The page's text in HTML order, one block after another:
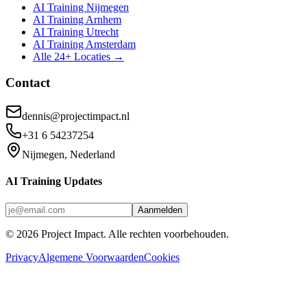
AI Training Nijmegen
AI Training Arnhem
AI Training Utrecht
AI Training Amsterdam
Alle 24+ Locaties →
Contact
dennis@projectimpact.nl
+31 6 54237254
Nijmegen, Nederland
AI Training Updates
Aanmelden
© 2026 Project Impact. Alle rechten voorbehouden.
PrivacyAlgemene VoorwaardenCookies